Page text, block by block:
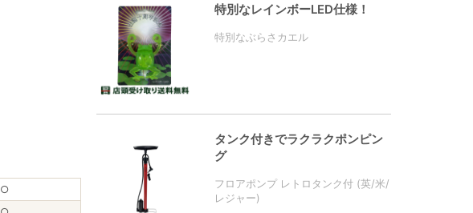
○
特別なレインボーLED仕様！
特別なぶらさカエル
タンク付きでラクラクポンピン
グ
フロアポンプ レトロタンク付 (英/米/
レジャー)